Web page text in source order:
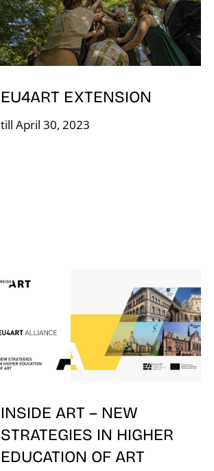
EU4ART EXTENSION
till April 30, 2023
INSIDE ART – NEW
STRATEGIES IN HIGHER
EDUCATION OF ART